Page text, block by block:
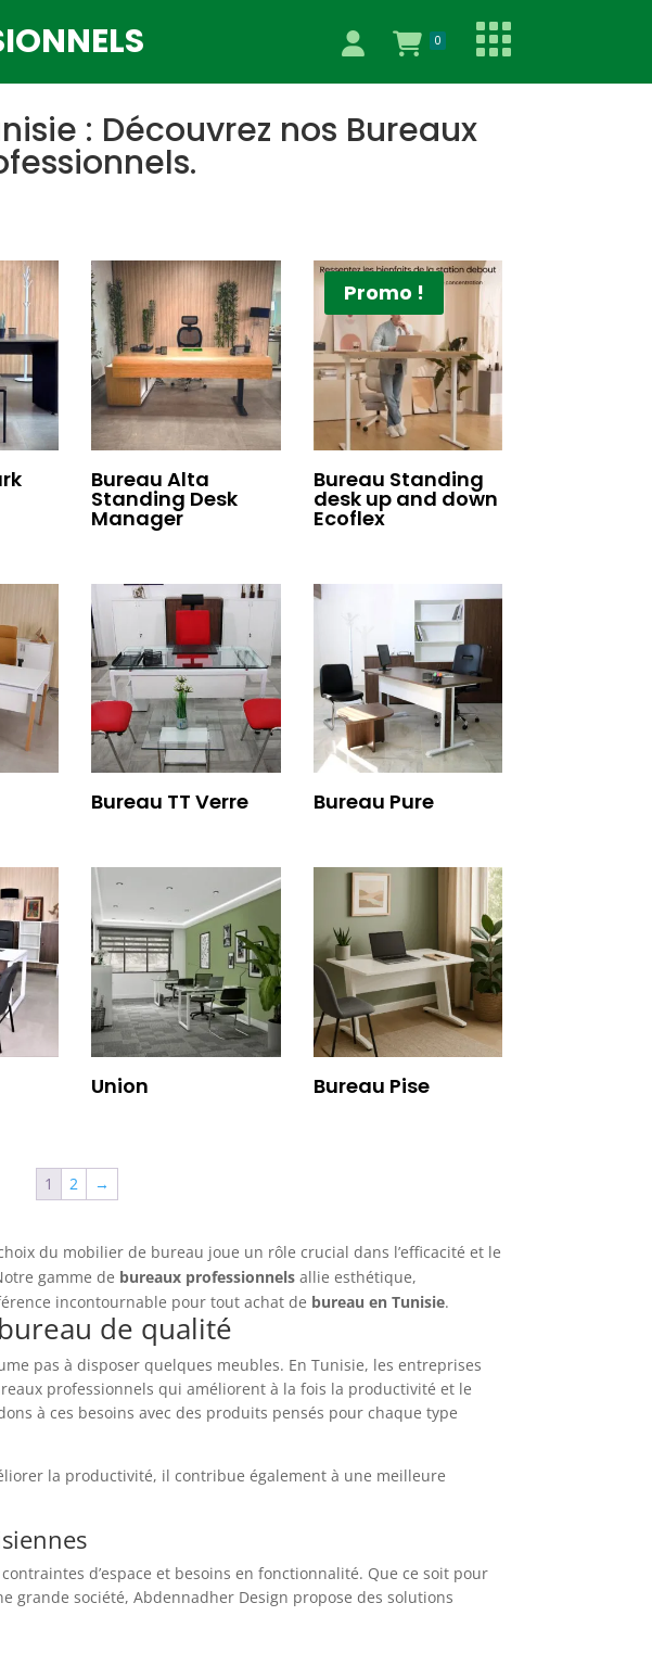
0
: Découvrez nos Bureaux
Bureau Alta
Standing Desk
Manager
Promo !
Bureau Standing
desk up and down
Ecoflex
Bureau TT Verre Bureau Pure
Union Bureau Pise
1 2 →
du mobilier de bureau joue un rôle crucial dans l’efficacité et le
gamme de bureaux professionnels allie esthétique,
incontournable pour tout achat de bureau en Tunisie.
de qualité
pas à disposer quelques meubles. En Tunisie, les entreprises
professionnels qui améliorent à la fois la productivité et le
à ces besoins avec des produits pensés pour chaque type
la productivité, il contribue également à une meilleure
d’espace et besoins en fonctionnalité. Que ce soit pour
grande société, Abdennadher Design propose des solutions